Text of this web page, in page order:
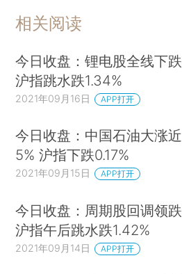
相关阅读
今日收盘：锂电股全线下跌
沪指跳水跌1.34%
2021年09月16日 APP打开
今日收盘：中国石油大涨近
5% 沪指下跌0.17%
2021年09月15日 APP打开
今日收盘：周期股回调领跌
沪指午后跳水跌1.42%
2021年09月14日 APP打开